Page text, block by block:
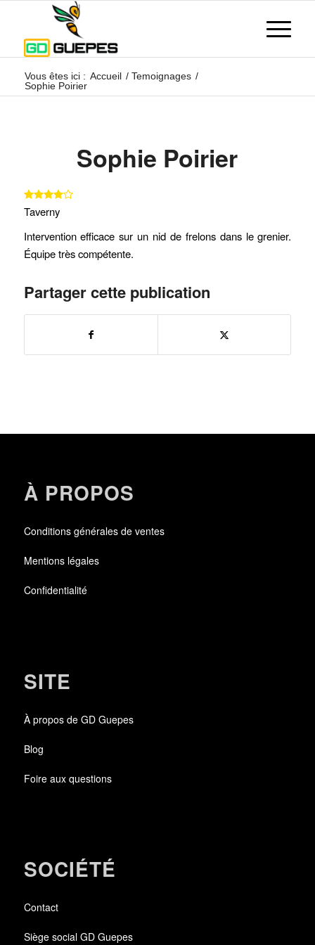
Vous êtes ici : Accueil / Temoignages /
Sophie Poirier
Sophie Poirier
Taverny
Intervention efficace sur un nid de frelons dans le grenier.
Équipe très compétente.
Partager cette publication
À PROPOS
Conditions générales de ventes
Mentions légales
Confidentialité
SITE
À propos de GD Guepes
Blog
Foire aux questions
SOCIÉTÉ
Contact
Siège social GD Guepes